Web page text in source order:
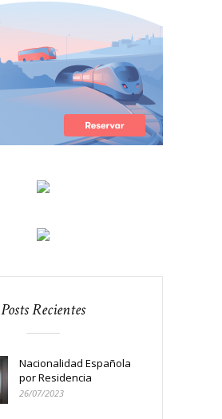
Posts Recientes
Nacionalidad Española
por Residencia
26/07/2023